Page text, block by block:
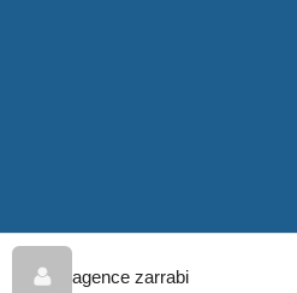
agence zarrabi